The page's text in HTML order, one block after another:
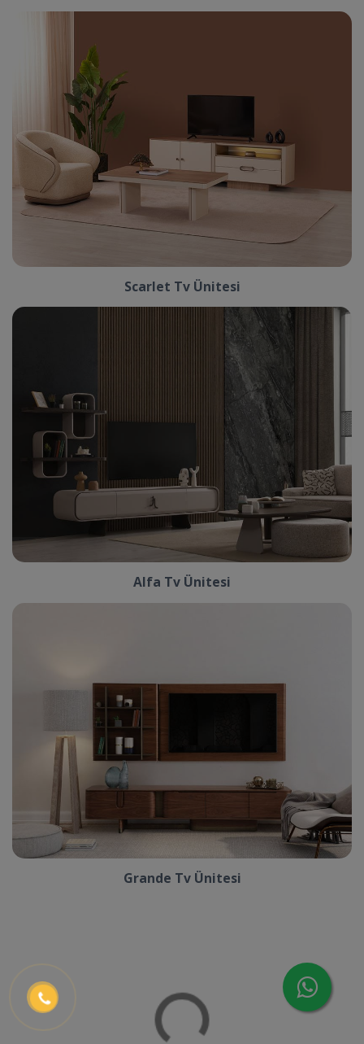
Scarlet Tv Ünitesi
Alfa Tv Ünitesi
Grande Tv Ünitesi